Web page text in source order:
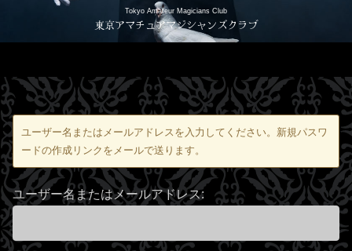
Tokyo Amateur Magicians Club
東京アマチュアマジシャンズクラブ
ユーザー名またはメールアドレスを入力してください。新規パスワ
ードの作成リンクをメールで送ります。
ユーザー名またはメールアドレス: